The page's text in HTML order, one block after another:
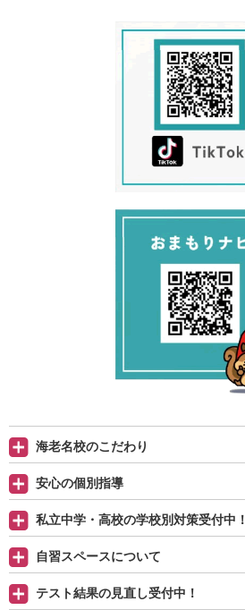
海老名校のこだわり
安心の個別指導
私立中学・高校の学校別対策受付中！
自習スペースについて
テスト結果の見直し受付中！